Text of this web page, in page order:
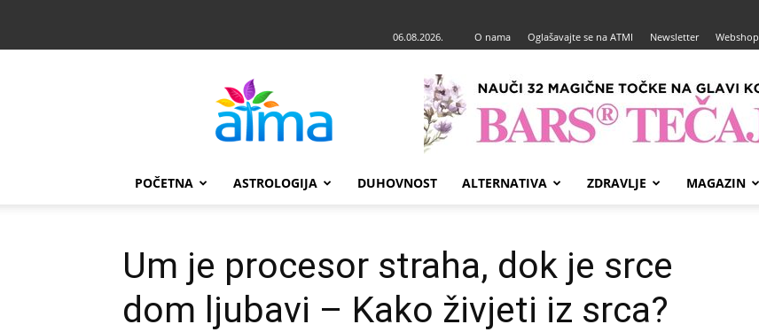
06.08.2026. O nama Oglašavajte se na ATMI Newsletter Webshop
POČETNA ASTROLOGIJA DUHOVNOST ALTERNATIVA ZDRAVLJE MAGAZIN
Um je procesor straha, dok je srce
dom ljubavi – Kako živjeti iz srca?